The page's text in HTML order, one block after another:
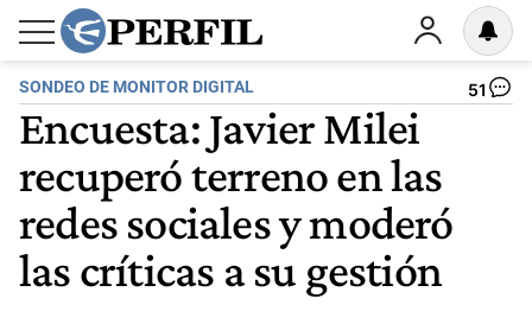
SONDEO DE MONITOR DIGITAL 51
Encuesta: Javier Milei
recuperó terreno en las
redes sociales y moderó
las críticas a su gestión